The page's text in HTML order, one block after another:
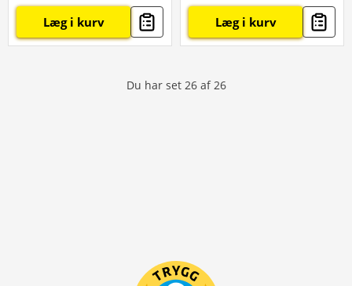
Læg i kurv Læg i kurv
Du har set 26 af 26